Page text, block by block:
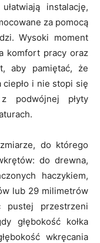
instalację,
za pomocą
Wysoki moment
komfort pracy oraz
aby pamiętać, że
i nie stopi się
podwójnej płyty
do którego
do drewna,
haczykiem,
lub 29 milimetrów
pustej przestrzeni
głębokość kołka
wkręcania